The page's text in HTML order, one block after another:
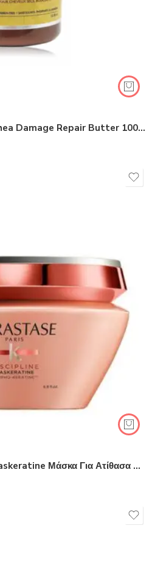
Saryna Key Pure Africa Shea Damage Repair Butter 1000ml
KERASTASE Discipline Maskeratine Μάσκα Για Ατίθασα Μαλλιά 200ml